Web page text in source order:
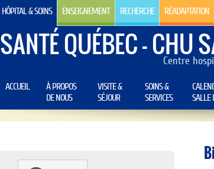
HÔPITAL & SOINS ENSEIGNEMENT RECHERCHE RÉADAPTATION
SANTÉ QUÉBEC - CHU
Centre
ACCUEIL
À PROPOS
DE NOUS
VISITE &
SÉJOUR
SOINS &
SERVICES
SALLE